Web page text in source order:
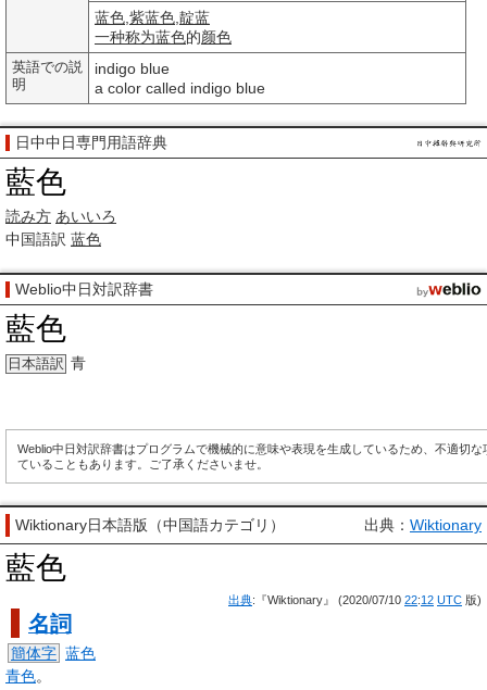
蓝色 紫蓝色 靛蓝
一种称为蓝色的颜色
英語での説
明
indigo blue
a color called indigo blue
日中中日専門用語辞典
藍色
読み方 あいいろ
中国語訳 蓝色
Weblio中日対訳辞書
藍色
日本語訳 青
Weblio中日対訳辞書はプログラムで機械的に意味や表現を生成しているため、不適切な
ていることもあります。ご了承くださいませ。
Wiktionary日本語版（中国語カテゴリ） 出典： Wiktionary
藍色
出典:『Wiktionary』 (2020/07/10 22:12 UTC 版)
名詞
簡体字 蓝色
青色。